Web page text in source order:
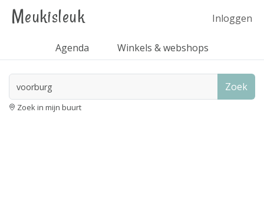
Meukisleuk Inloggen
Agenda Winkels & webshops
Zoek
Zoek in mijn buurt